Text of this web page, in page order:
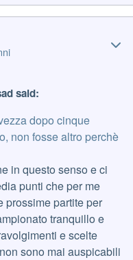
said:
dopo cinque
non fosse altro perchè
in questo senso e ci
punti che per me
prossime partite per
tranquillo e
e scelte
sono mai auspicabili